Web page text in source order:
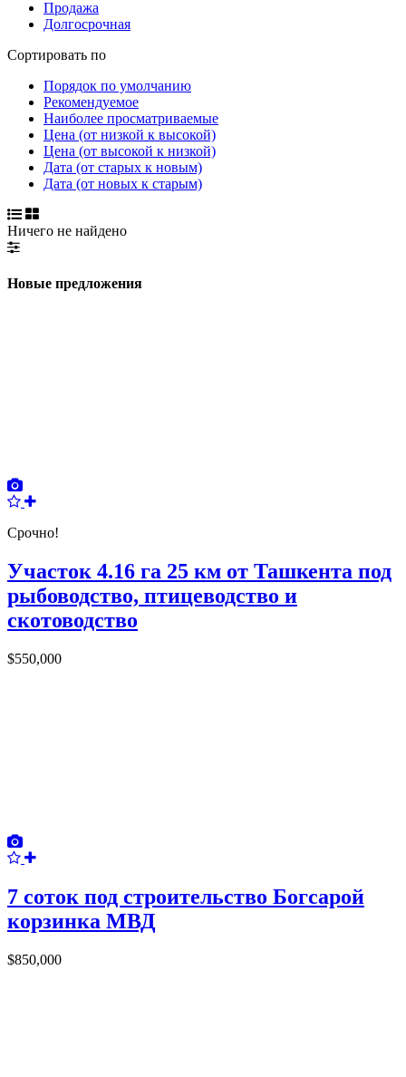
Продажа
Долгосрочная
Сортировать по
Порядок по умолчанию
Рекомендуемое
Наиболее просматриваемые
Цена (от низкой к высокой)
Цена (от высокой к низкой)
Дата (от старых к новым)
Дата (от новых к старым)
Ничего не найдено
Новые предложения
Срочно!
Участок 4.16 га 25 км от Ташкента под
рыбоводство, птицеводство и
скотоводство
$550,000
7 соток под строительство Богсарой
корзинка МВД
$850,000